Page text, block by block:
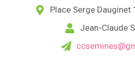
Place Serge Dauginet
Jean-Claude